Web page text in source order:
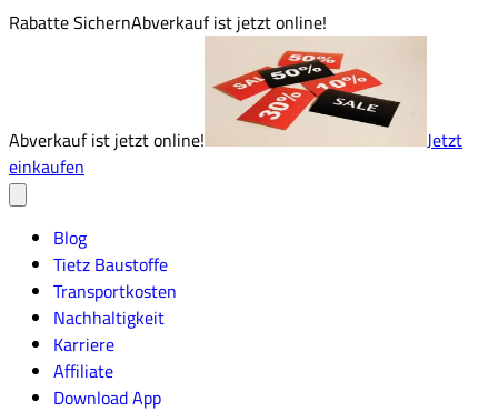
Rabatte SichernAbverkauf ist jetzt online!
Abverkauf ist jetzt online!
Jetzt
einkaufen
Blog
Tietz Baustoffe
Transportkosten
Nachhaltigkeit
Karriere
Affiliate
Download App